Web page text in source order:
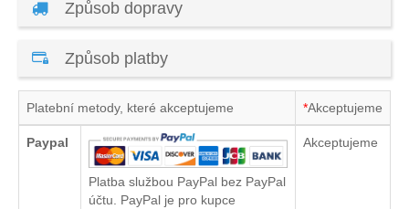
Způsob dopravy
Způsob platby
Platební metody, které akceptujeme *Akceptujeme
Paypal
Platba službou PayPal bez PayPal
účtu. PayPal je pro kupce
Akceptujeme